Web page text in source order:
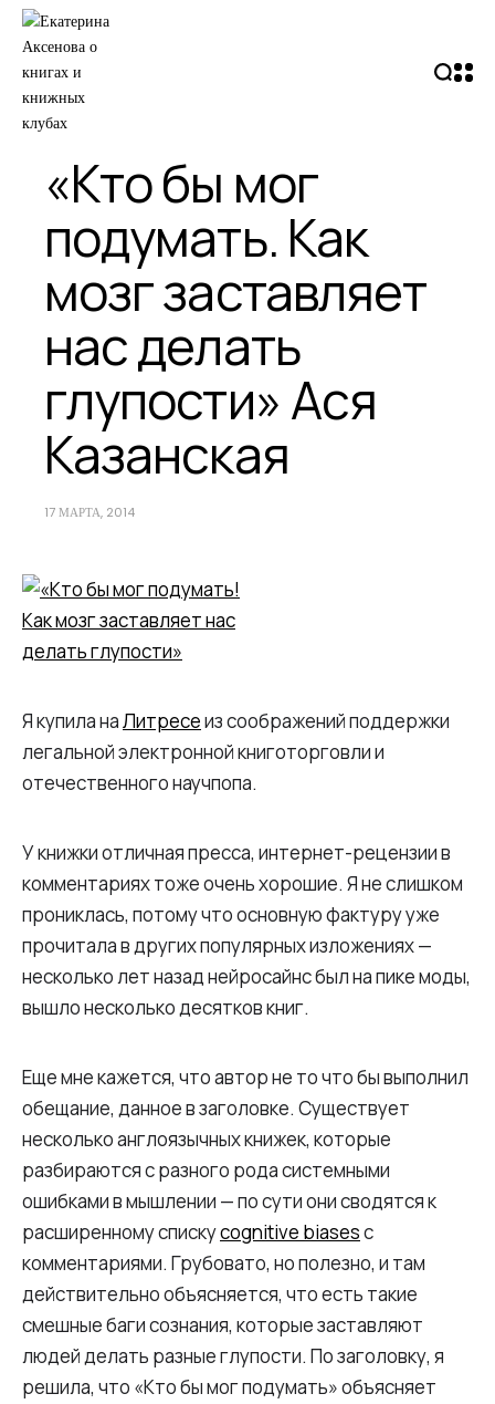
«Кто бы мог
подумать. Как
мозг заставляет
наc делать
глупости» Ася
Казанская
17 МАРТА, 2014
Я купила наЛитресеиз соображений поддержки
легальной электронной книготорговли и
отечественного научпопа.
У книжки отличная пресса, интернет-рецензии в
комментариях тоже очень хорошие. Я не слишком
прониклась, потому что основную фактуру уже
прочитала в других популярных изложениях —
несколько лет назад нейросайнс был на пике моды,
вышло несколько десятков книг.
Еще мне кажется, что автор не то что бы выполнил
обещание, данное в заголовке. Существует
несколько англоязычных книжек, которые
разбираются с разного рода системными
ошибками в мышлении — по сути они сводятся к
расширенному спискуcognitive biasesс
комментариями. Грубовато, но полезно, и там
действительно объясняется, что есть такие
смешные баги сознания, которые заставляют
людей делать разные глупости. По заголовку, я
решила, что «Кто бы мог подумать» объясняет